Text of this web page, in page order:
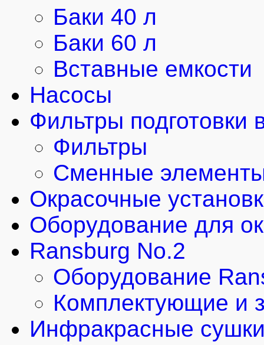
Баки 40 л
Баки 60 л
Вставные емкости
Насосы
Фильтры подготовки
Фильтры
Сменные
Окрасочные
Оборудование для
Ransburg No.2
Оборудование
Комплектующие и
Инфракрасные